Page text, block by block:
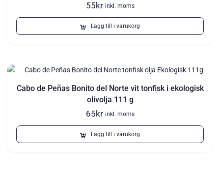
55kr inkl. moms
Lägg till i varukorg
Cabo de Peñas Bonito del Norte vit tonfisk i ekologisk
olivolja 111 g
65kr inkl. moms
Lägg till i varukorg